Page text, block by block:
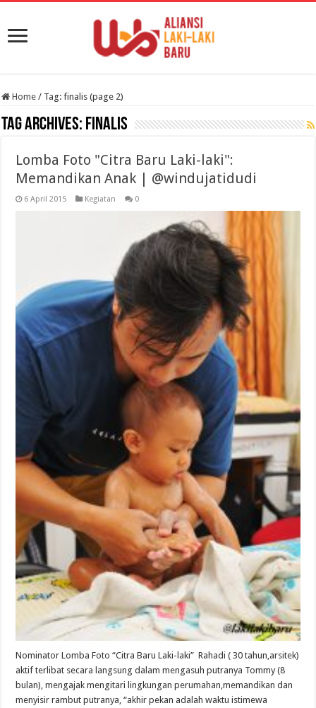
Home / Tag:finalis (page 2)
Tag Archives: finalis
Lomba Foto "Citra Baru Laki-laki":
Memandikan Anak | @windujatidudi
6 April 2015 Kegiatan 0
Nominator Lomba Foto “Citra Baru Laki-laki” Rahadi ( 30 tahun,arsitek)
aktif terlibat secara langsung dalam mengasuh putranya Tommy (8
bulan), mengajak mengitari lingkungan perumahan,memandikan dan
menyisir rambut putranya, “akhir pekan adalah waktu istimewa